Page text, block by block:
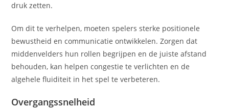
druk zetten.
Om dit te verhelpen, moeten spelers sterke positionele
bewustheid en communicatie ontwikkelen. Zorgen dat
middenvelders hun rollen begrijpen en de juiste afstand
behouden, kan helpen congestie te verlichten en de
algehele fluiditeit in het spel te verbeteren.
Overgangssnelheid